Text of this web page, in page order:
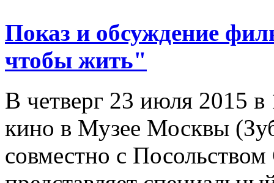
Показ и обсуждение
чтобы жить"
В четверг 23 июля 2015
кино в Музее Москвы
совместно с